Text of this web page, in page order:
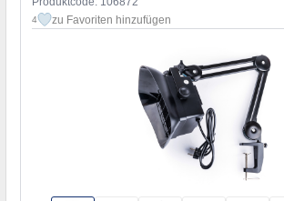
4 zu Favoriten hinzufügen